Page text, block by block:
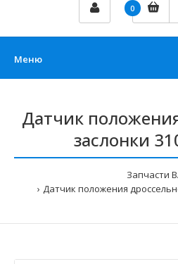
0
Меню
Датчик
заслонки
Запчасти
Датчик положения